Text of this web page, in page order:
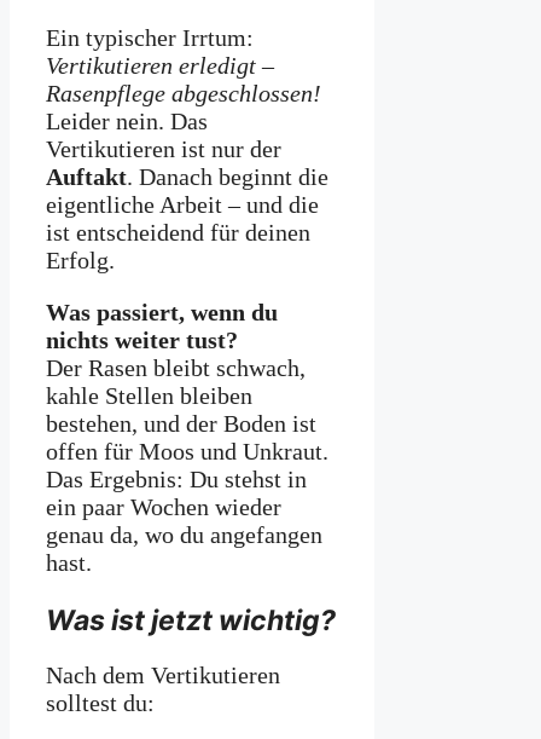
Ein typischer Irrtum:
Vertikutieren erledigt –
Rasenpflege abgeschlossen!
Leider nein. Das
Vertikutieren ist nur der
Auftakt. Danach beginnt die
eigentliche Arbeit – und die
ist entscheidend für deinen
Erfolg.
Was passiert, wenn du
nichts weiter tust?
Der Rasen bleibt schwach,
kahle Stellen bleiben
bestehen, und der Boden ist
offen für Moos und Unkraut.
Das Ergebnis: Du stehst in
ein paar Wochen wieder
genau da, wo du angefangen
hast.
Was ist jetzt wichtig?
Nach dem Vertikutieren
solltest du: